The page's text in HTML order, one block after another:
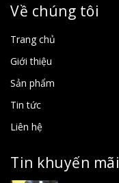
Về chúng tôi
Trang chủ
Giới thiệu
Sản phẩm
Tin tức
Liên hệ
Tin khuyến mãi